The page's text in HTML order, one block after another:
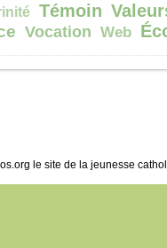
Témoin
Vocation Web
le site de la jeunesse